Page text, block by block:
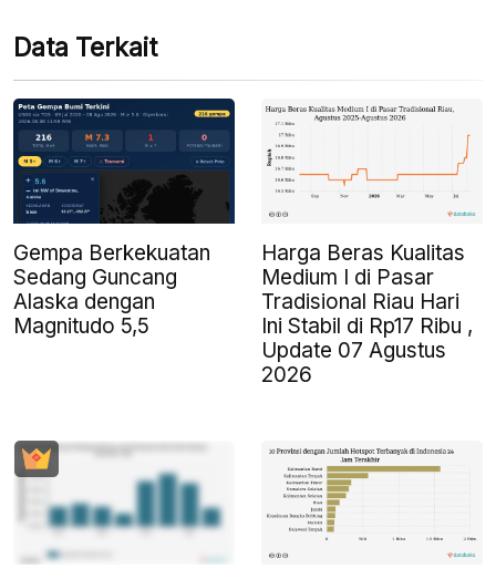
Data Terkait
Gempa Berkekuatan
Sedang Guncang
Alaska dengan
Magnitudo 5,5
Harga Beras Kualitas
Medium I di Pasar
Tradisional Riau Hari
Ini Stabil di Rp17 Ribu ,
Update 07 Agustus
2026